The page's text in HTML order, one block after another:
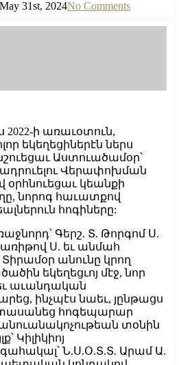
May 31st, 2024No Comments
2022-ի առաւօտուն,
եկեղեցիներէն ներս
Աստուածամօր՝
Վերափոխման
օրհնուեցաւ կեանքի
նորոգ հաւատքով
հոգիները:
Գերշ. Տ. Թորգոմ Ս.
Ս. եւ անմահ
անունը կրող
եկեղեցւոյ մէջ, նոր
եւ աւանդական
ինչպէս նաեւ, յընթացս
հոգեպարար
անուանակոչութեան տօնին
Կիլիկիոյ
Ն.Ս.Օ.Տ.Տ. Արամ Ա.